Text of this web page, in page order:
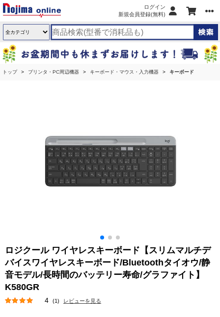
ログイン
新規会員登録(無料)
トップ プリンタ・PC周辺機器 キーボード・マウス・入力機器 キーボード
ロジクール ワイヤレスキーボード【スリムマルチデ
バイスワイヤレスキーボード/Bluetoothタイオウ/静
音モデル/長時間のバッテリー寿命/グラファイト】
K580GR
4 (1) レビューを見る